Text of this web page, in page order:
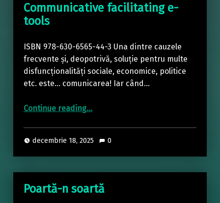
Communicative facilitating e-
tools
ISBN 978-630-6565-44-3 Una dintre cauzele
frecvente și, deopotrivă, soluție pentru multe
disfuncționalități sociale, economice, politice
etc. este… comunicarea! Iar când…
Continue reading…
decembrie 18, 2025 0
Poartă-n soartă